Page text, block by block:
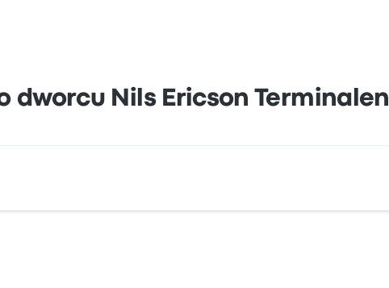
dworcu Nils Ericson Terminalen